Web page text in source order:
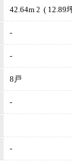
42.64m 2( 12.89
-
-
8戸
-
-